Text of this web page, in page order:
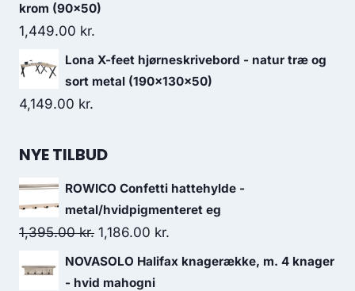
krom (90x50)
1,449.00 kr.
Lona X-feet hjørneskrivebord - natur træ og
sort metal (190x130x50)
4,149.00 kr.
NYE TILBUD
ROWICO Confetti hattehylde -
metal/hvidpigmenteret eg
1,395.00kr. 1,186.00 kr.
NOVASOLO Halifax knagerække, m. 4 knager
- hvid mahogni